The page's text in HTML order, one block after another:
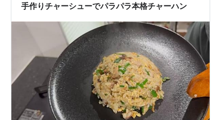
手作りチャーシューでパラパラ本格チャーハン